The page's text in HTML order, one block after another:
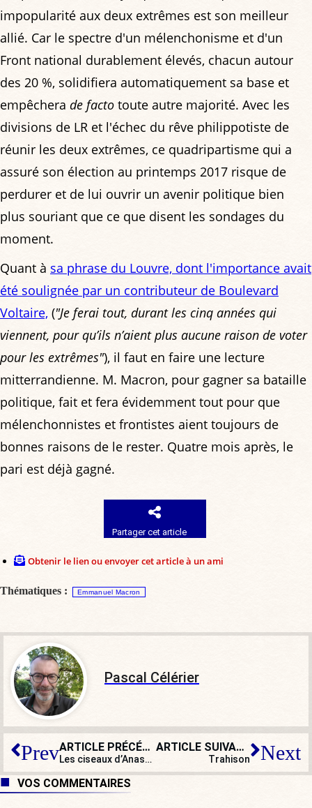
impopularité aux deux extrêmes est son meilleur
allié. Car le spectre d'un mélenchonisme et d'un
Front national durablement élevés, chacun autour
des 20 %, solidifiera automatiquement sa base et
empêchera de facto toute autre majorité. Avec les
divisions de LR et l'échec du rêve philippotiste de
réunir les deux extrêmes, ce quadripartisme qui a
assuré son élection au printemps 2017 risque de
perdurer et de lui ouvrir un avenir politique bien
plus souriant que ce que disent les sondages du
moment.
Quant à sa phrase du Louvre, dont l'importance avait
été soulignée par un contributeur de Boulevard
Voltaire, ("Je ferai tout, durant les cinq années qui
viennent, pour qu’ils n’aient plus aucune raison de voter
pour les extrêmes"), il faut en faire une lecture
mitterrandienne. M. Macron, pour gagner sa bataille
politique, fait et fera évidemment tout pour que
mélenchonnistes et frontistes aient toujours de
bonnes raisons de le rester. Quatre mois après, le
pari est déjà gagné.
Partager cet article
Obtenir le lien ou envoyer cet article à un ami
Thématiques : Emmanuel Macron
Pascal Célérier
Prev ARTICLE PRÉCÉDENT
Les ciseaux d’Anastasie traquent les croix partout
ARTICLE SUIVANT
Trahison Next
VOS COMMENTAIRES